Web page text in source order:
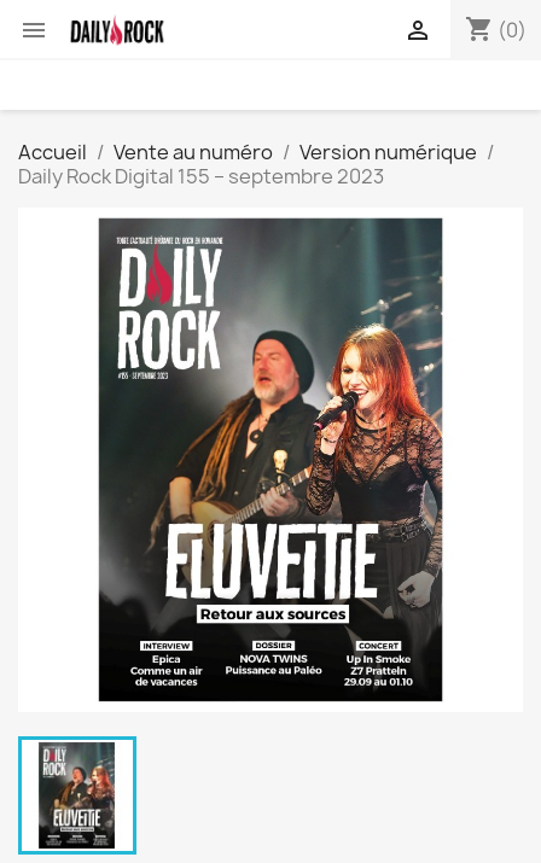
 shopping_cart (0)

Accueil Vente au numéro
Version numérique
Daily Rock Digital 155 – septembre 2023